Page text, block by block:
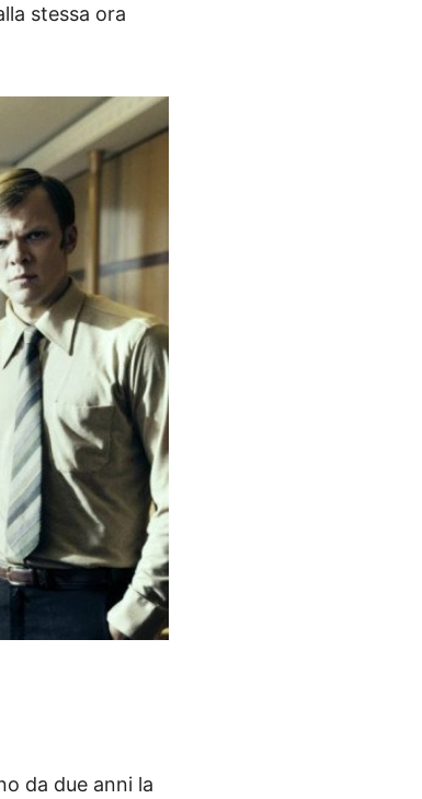
stessa ora
da due anni la